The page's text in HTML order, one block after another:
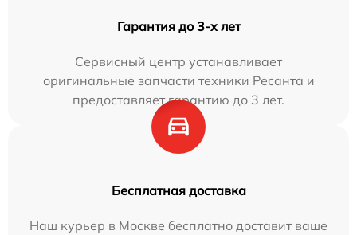
Гарантия до 3-х лет
Сервисный центр устанавливает
оригинальные запчасти техники Ресанта и
предоставляет гарантию до 3 лет.
Бесплатная доставка
Наш курьер в Москве бесплатно доставит ваше